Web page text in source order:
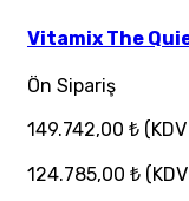
Vitamix The
Ön Sipariş
149.742,00 ₺
124.785,00 ₺